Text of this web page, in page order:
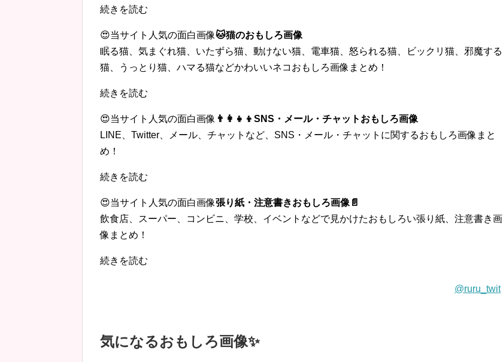
続きを読む
😍当サイト人気の面白画像🐱猫のおもしろ画像
眠る猫、気まぐれ猫、いたずら猫、動けない猫、電車猫、怒られる猫、ビックリ猫、邪魔する
猫、うっとり猫、ハマる猫などかわいいネコおもしろ画像まとめ！
続きを読む
😍当サイト人気の面白画像 👨‍👩‍👧‍👦SNS・メール・チャットおもしろ画像
LINE、Twitter、メール、チャットなど、SNS・メール・チャットに関するおもしろ画像まと
め！
続きを読む
😍当サイト人気の面白画像張り紙・注意書きおもしろ画像📄
飲食店、スーパー、コンビニ、学校、イベントなどで見かけたおもしろい張り紙、注意書き画
像まとめ！
続きを読む
@ruru_twit
気になるおもしろ画像✨